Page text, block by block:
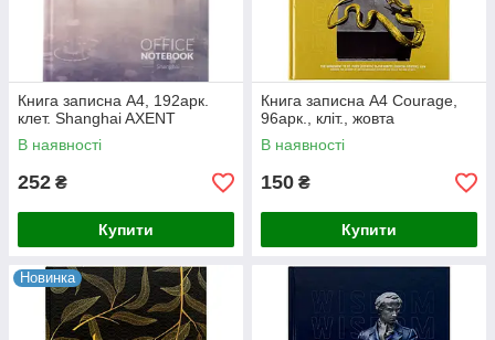
Книга записна А4, 192арк.
клет. Shanghai AXENT
В наявності
252 ₴
Купити
Книга записна А4 Courage,
96арк., кліт., жовта
В наявності
150 ₴
Купити
Новинка